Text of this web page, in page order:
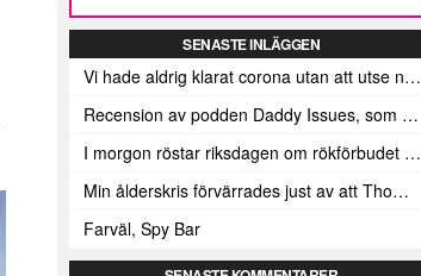
SENASTE INLÄGGEN
Vi hade aldrig klarat corona utan att utse någon till Leif GW Persson
Recension av podden Daddy Issues, som jag inte har hört
I morgon röstar riksdagen om rökförbudet på uteserveringar
Min ålderskris förvärrades just av att Thomas Krangnes inte längre går i takt med tiden
Farväl, Spy Bar